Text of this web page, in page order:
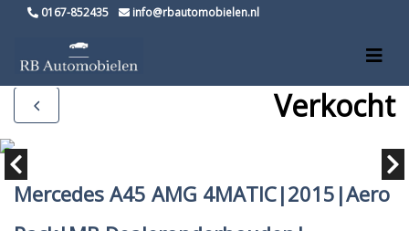
0167-852435 info@rbautomobielen.nl
Verkocht
Mercedes A45 AMG 4MATIC|2015|Aero